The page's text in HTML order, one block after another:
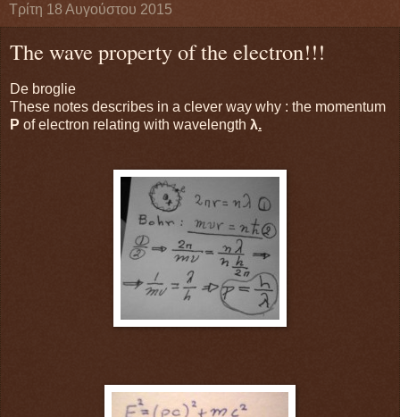
Τρίτη 18 Αυγούστου 2015
The wave property of the electron!!!
De broglie
These notes describes in a clever way why : the momentum
P of electron relating with wavelength λ.